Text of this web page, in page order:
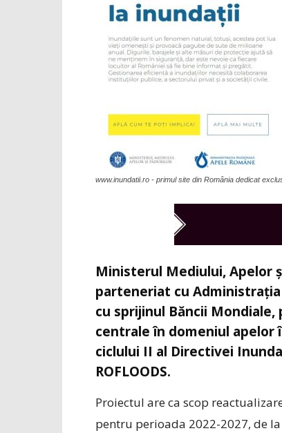
www.inundatii.ro - primul site din România dedicat
Ministerul Mediului, Apelor
parteneriat cu Administrația
cu sprijinul Băncii
centrale în domeniul apelor
ciclului II al Directivei
ROFLOODS.
Proiectul are ca scop
pentru perioada 2022-2027, de